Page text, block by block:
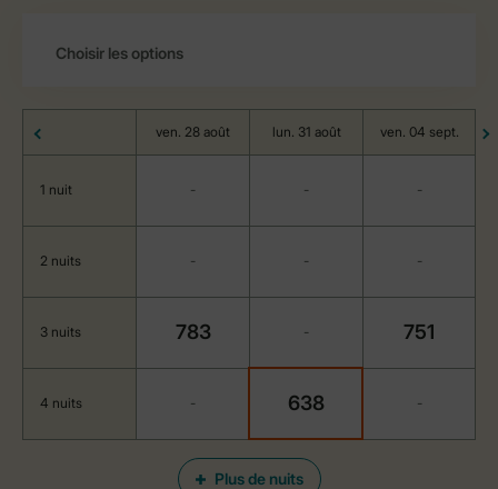
Plus de nuits
ven. 28 août lun. 31 août ven. 04 sept.
1 nuit - - -
2 nuits - - -
3 nuits 783 - 751
4 nuits - 638 -